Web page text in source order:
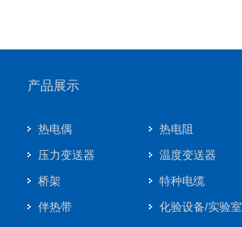
产品展示
热电偶 热电阻
压力变送器
温度变送器
桥架
特种电缆
伴热带
化验设备/实验室